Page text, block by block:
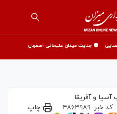
🟡 جنایت میدان علیخانی اصفهان
آسیا و آفریقا
کد خبر:۴۸۶۳۹۸۹ چاپ